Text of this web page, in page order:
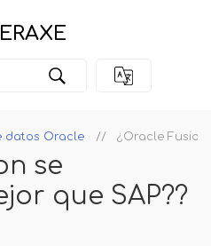
datos Oracle ¿Oracle Fusion
se
que SAP??